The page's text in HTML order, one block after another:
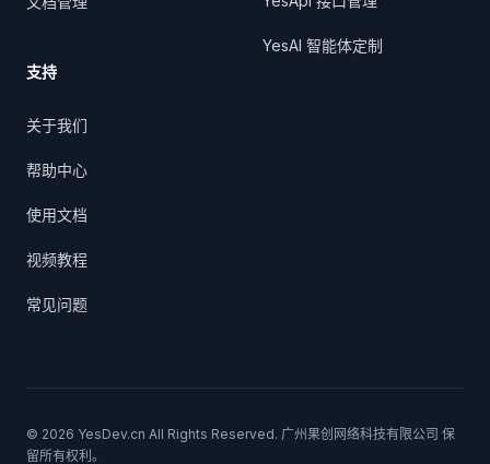
支持
关于我们
帮助中心
使用文档
视频教程
常见问题
YesAI 智能体定制
© 2026 YesDev.cn All Rights Reserved. 广州果创网络科技有限公司 保
留所有权利。